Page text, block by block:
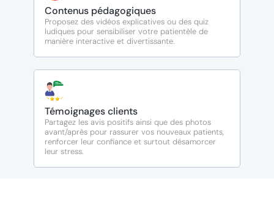
Contenus pédagogiques
Proposez des vidéos explicatives ou des quiz
ludiques pour sensibiliser votre patientèle de
manière interactive et divertissante.
Témoignages clients
Partagez les avis positifs ainsi que des photos
avant/après pour rassurer vos nouveaux patients,
renforcer leur confiance et surtout désamorcer
leur stress.